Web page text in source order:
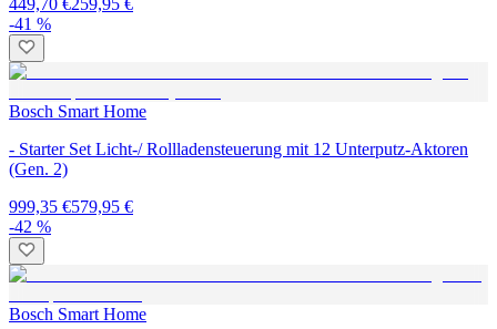
449,70 €259,95 €
-41 %
Bosch Smart Home
- Starter Set Licht-/ Rollladensteuerung mit 12 Unterputz-Aktoren
(Gen. 2)
999,35 €579,95 €
-42 %
Bosch Smart Home